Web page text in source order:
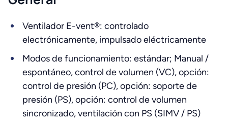
Ventilador E-vent®: controlado
electrónicamente, impulsado eléctricamente
Modos de funcionamiento: estándar; Manual /
espontáneo, control de volumen (VC), opción:
control de presión (PC), opción: soporte de
presión (PS), opción: control de volumen
sincronizado, ventilación con PS (SIMV / PS)